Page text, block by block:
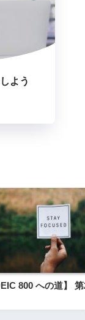
よう
800 への道】